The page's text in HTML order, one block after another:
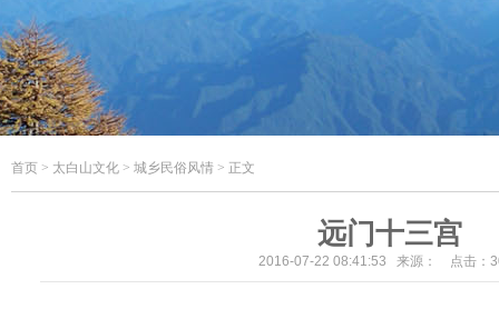
首页 > 太白山文化 > 城乡民俗风情 > 正文
远门十三宫
2016-07-22 08:41:53 来源： 点击：